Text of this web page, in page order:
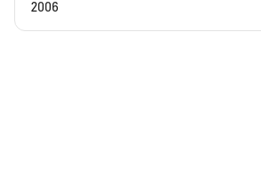
2006